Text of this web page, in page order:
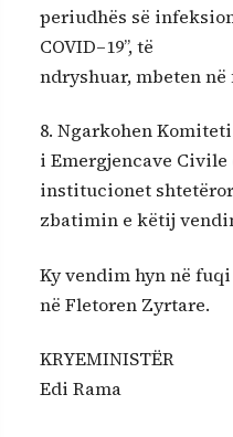
periudhës së
COVID–19”, të
ndryshuar, mbeten në
8. Ngarkohen
i Emergjencave
institucionet
zbatimin e këtij
Ky vendim hyn në
në Fletoren Zyrtare.
KRYEMINISTËR
Edi Rama